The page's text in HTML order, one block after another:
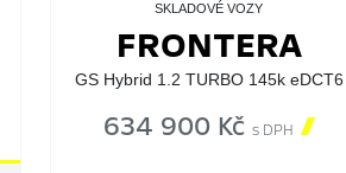
SKLADOVÉ VOZY
FRONTERA
GS Hybrid 1.2 TURBO 145k eDCT6
634 900 Kč s DPH 